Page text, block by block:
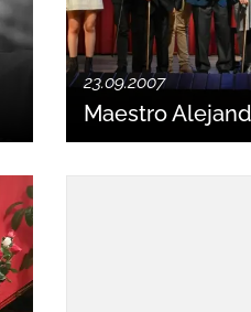
23.09.2007
Maestro